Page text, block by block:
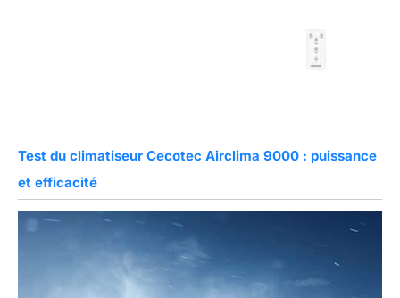
Test du climatiseur Cecotec Airclima 9000 : puissance
et efficacité